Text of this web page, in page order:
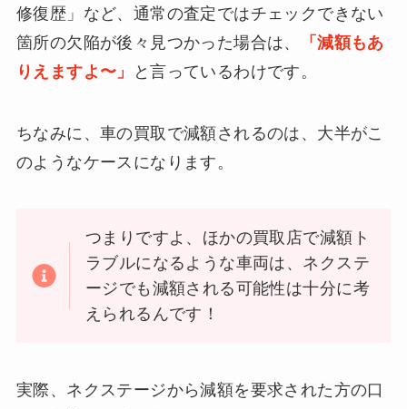
修復歴」など、通常の査定ではチェックできない
箇所の欠陥が後々見つかった場合は、
「減額もあ
りえますよ〜」
と言っているわけです。
ちなみに、車の買取で減額されるのは、大半がこ
のようなケースになります。
つまりですよ、ほかの買取店で減額ト
ラブルになるような車両は、ネクステ
ージでも減額される可能性は十分に考
えられるんです！
実際、ネクステージから減額を要求された方の口